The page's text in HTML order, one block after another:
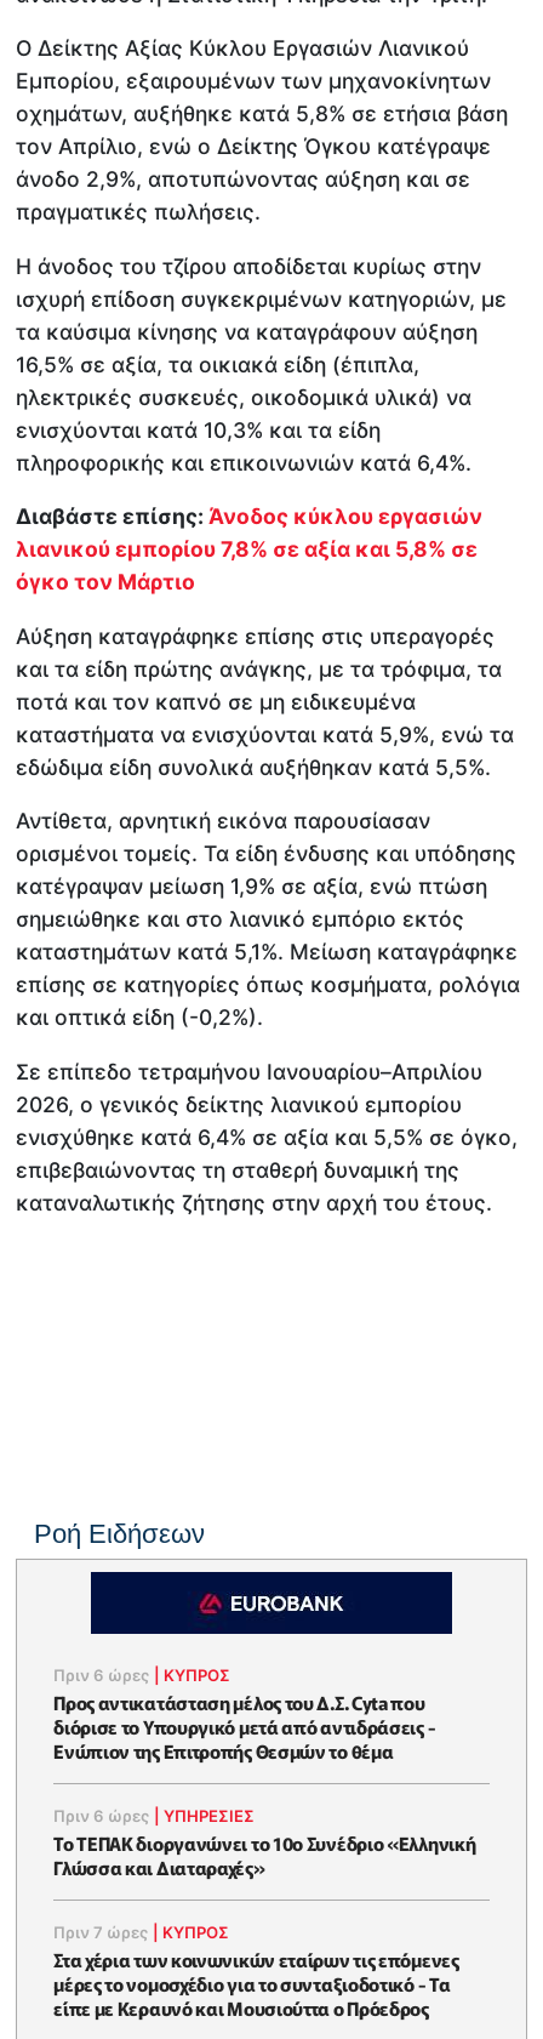
Ο Δείκτης Αξίας Κύκλου Εργασιών Λιανικού
Εμπορίου, εξαιρουμένων των μηχανοκίνητων
οχημάτων, αυξήθηκε κατά 5,8% σε ετήσια βάση
τον Απρίλιο, ενώ ο Δείκτης Όγκου κατέγραψε
άνοδο 2,9%, αποτυπώνοντας αύξηση και σε
πραγματικές πωλήσεις.
Η άνοδος του τζίρου αποδίδεται κυρίως στην
ισχυρή επίδοση συγκεκριμένων κατηγοριών, με
τα καύσιμα κίνησης να καταγράφουν αύξηση
16,5% σε αξία, τα οικιακά είδη (έπιπλα,
ηλεκτρικές συσκευές, οικοδομικά υλικά) να
ενισχύονται κατά 10,3% και τα είδη
πληροφορικής και επικοινωνιών κατά 6,4%.
Διαβάστε επίσης: Άνοδος κύκλου εργασιών
λιανικού εμπορίου 7,8% σε αξία και 5,8% σε
όγκο τον Μάρτιο
Αύξηση καταγράφηκε επίσης στις υπεραγορές
και τα είδη πρώτης ανάγκης, με τα τρόφιμα, τα
ποτά και τον καπνό σε μη ειδικευμένα
καταστήματα να ενισχύονται κατά 5,9%, ενώ τα
εδώδιμα είδη συνολικά αυξήθηκαν κατά 5,5%.
Αντίθετα, αρνητική εικόνα παρουσίασαν
ορισμένοι τομείς. Τα είδη ένδυσης και υπόδησης
κατέγραψαν μείωση 1,9% σε αξία, ενώ πτώση
σημειώθηκε και στο λιανικό εμπόριο εκτός
καταστημάτων κατά 5,1%. Μείωση καταγράφηκε
επίσης σε κατηγορίες όπως κοσμήματα, ρολόγια
και οπτικά είδη (-0,2%).
Σε επίπεδο τετραμήνου Ιανουαρίου–Απριλίου
2026, ο γενικός δείκτης λιανικού εμπορίου
ενισχύθηκε κατά 6,4% σε αξία και 5,5% σε όγκο,
επιβεβαιώνοντας τη σταθερή δυναμική της
καταναλωτικής ζήτησης στην αρχή του έτους.
Ροή Ειδήσεων
Πριν 6 ώρες ΚΥΠΡΟΣ
Προς αντικατάσταση μέλος του Δ.Σ. Cyta που
διόρισε το Υπουργικό μετά από αντιδράσεις -
Ενώπιον της Επιτροπής Θεσμών το θέμα
Πριν 6 ώρες |ΥΠΗΡΕΣΙΕΣ
Το ΤΕΠΑΚ διοργανώνει το 10ο Συνέδριο «Ελληνική
Γλώσσα και Διαταραχές»
Πριν 7 ώρες ΚΥΠΡΟΣ
Στα χέρια των κοινωνικών εταίρων τις επόμενες
μέρες το νομοσχέδιο για το συνταξιοδοτικό - Τα
είπε με Κεραυνό και Μουσιούττα ο Πρόεδρος